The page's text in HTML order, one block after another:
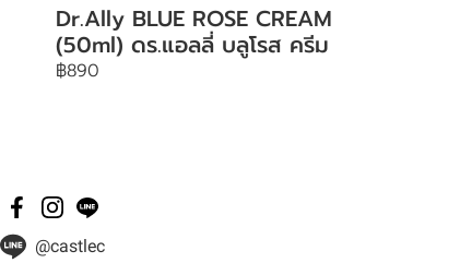
Dr.Ally BLUE ROSE CREAM
(50ml) ดร.แอลลี่ บลูโรส ครีม
฿890
@castlec